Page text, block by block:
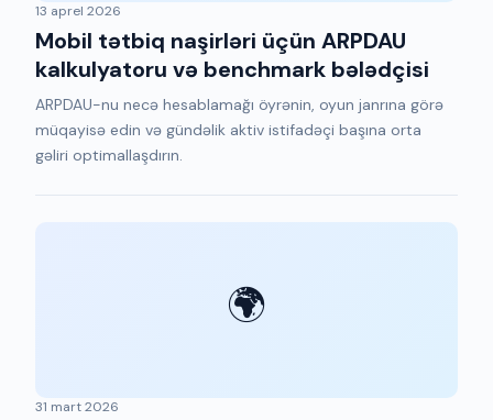
13 aprel 2026
Mobil tətbiq naşirləri üçün ARPDAU
kalkulyatoru və benchmark bələdçisi
ARPDAU-nu necə hesablamağı öyrənin, oyun janrına görə
müqayisə edin və gündəlik aktiv istifadəçi başına orta
gəliri optimallaşdırın.
🌍
31 mart 2026